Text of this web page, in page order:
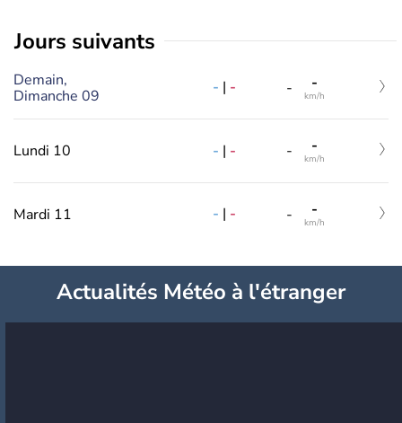
jours suivants
Demain,
Dimanche 09
- | - - -
km/h
Lundi 10 - | - - -
km/h
Mardi 11 - | - - -
km/h
Actualités Météo à l'étranger